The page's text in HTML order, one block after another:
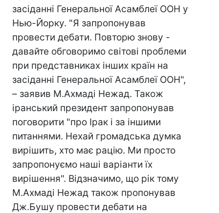
засіданні Генеральної Асамблеї ООН у
Нью-Йорку. "Я запропонував
провести дебати. Повторю знову -
давайте обговоримо світові проблеми
при представниках інших країн на
засіданні Генеральної Асамблеї ООН",
– заявив М.Ахмаді Нежад. Також
іранський президент запропонував
поговорити "про Ірак і за іншими
питаннями. Нехай громадська думка
вирішить, хто має рацію. Ми просто
запропонуємо наші варіанти їх
вирішення". Відзначимо, що рік тому
М.Ахмаді Нежад також пропонував
Дж.Бушу провести дебати на